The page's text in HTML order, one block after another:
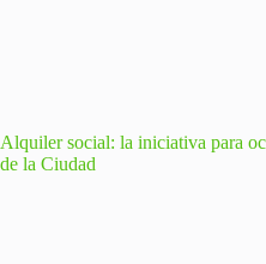
Alquiler social: la iniciativa para
de la Ciudad